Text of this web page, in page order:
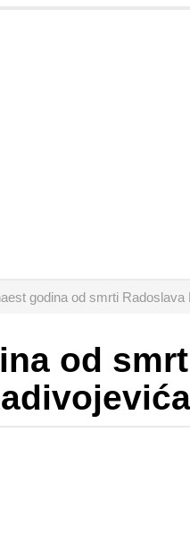
godina od smrti Radoslava
od